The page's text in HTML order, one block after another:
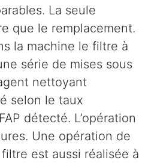
La seule
que le remplacement.
la machine le filtre à
série de mises sous
nettoyant
selon le taux
détecté. L’opération
Une opération de
est aussi réalisée à